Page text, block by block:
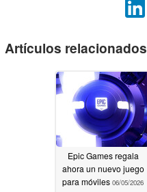
Artículos relacionados
Epic Games regala
ahora un nuevo juego
para móviles 06/05/2026